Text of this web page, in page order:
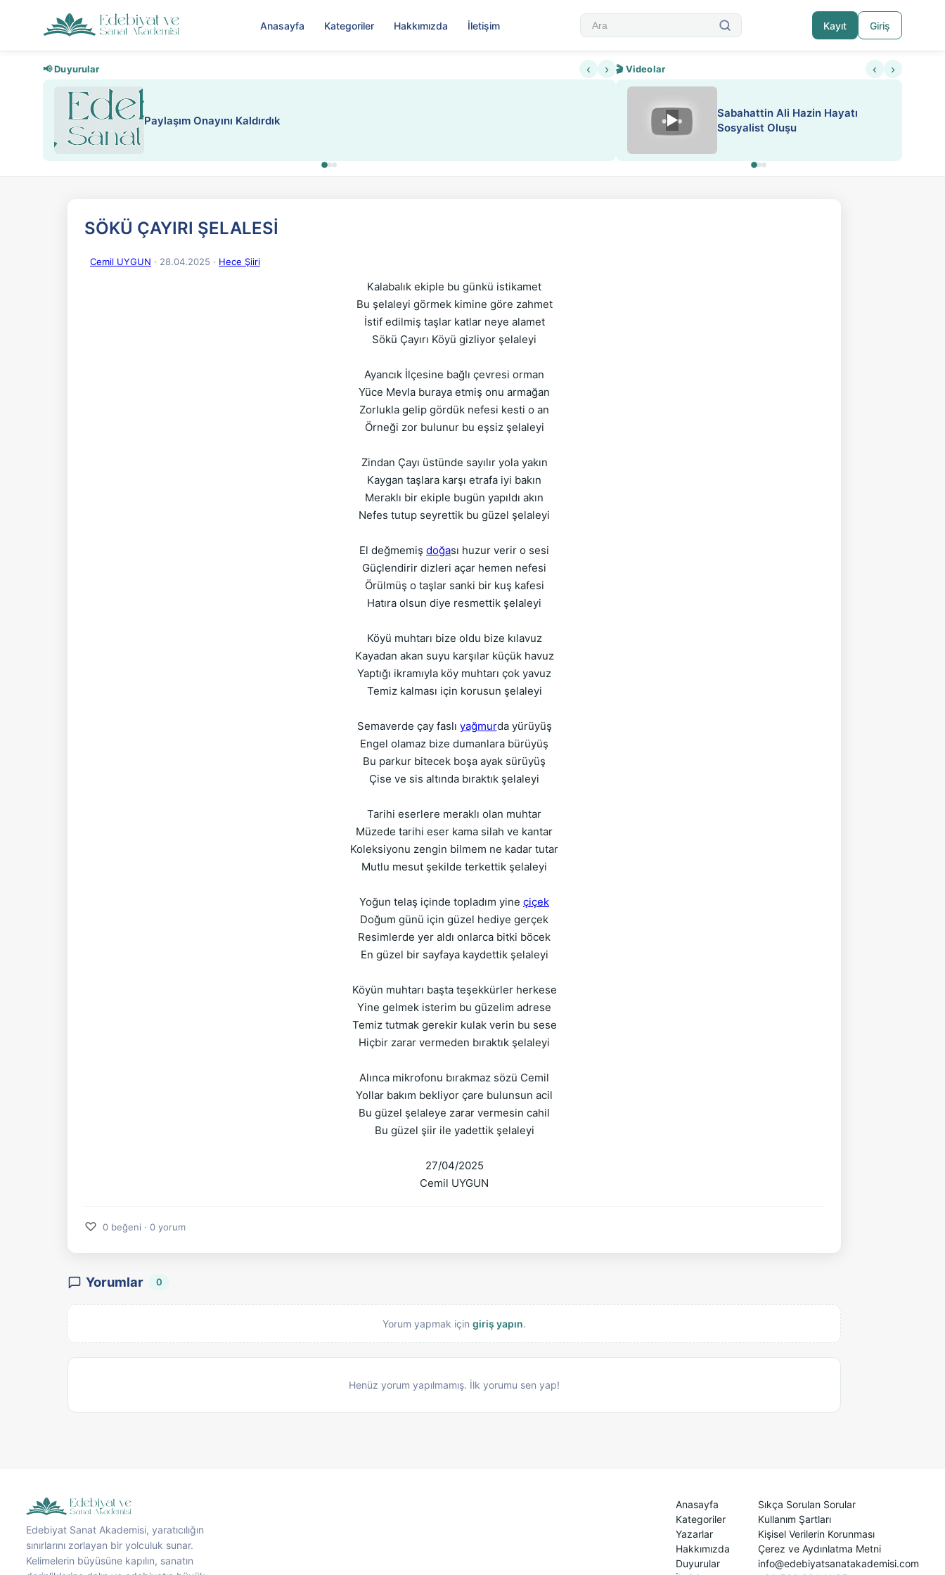
Anasayfa Kategoriler Hakkımızda İletişim Kayıt Giriş
📢 Duyurular ‹ ›
Nadir içeriklere kısıtlama ve kredi sistemi getirildi ESA 'da Sen de Paylaş
🎬 Videolar ‹ ›
▶
ATEŞ YAKMAK KONU ÖZET J.
LONDON
SÖKÜ ÇAYIRI ŞELALESİ
Cemil UYGUN · 28.04.2025 · Hece Şiiri
Kalabalık ekiple bu günkü istikamet
Bu şelaleyi görmek kimine göre zahmet
İstif edilmiş taşlar katlar neye alamet
Sökü Çayırı Köyü gizliyor şelaleyi
Ayancık İlçesine bağlı çevresi orman
Yüce Mevla buraya etmiş onu armağan
Zorlukla gelip gördük nefesi kesti o an
Örneği zor bulunur bu eşsiz şelaleyi
Zindan Çayı üstünde sayılır yola yakın
Kaygan taşlara karşı etrafa iyi bakın
Meraklı bir ekiple bugün yapıldı akın
Nefes tutup seyrettik bu güzel şelaleyi
El değmemiş doğası huzur verir o sesi
Güçlendirir dizleri açar hemen nefesi
Örülmüş o taşlar sanki bir kuş kafesi
Hatıra olsun diye resmettik şelaleyi
Köyü muhtarı bize oldu bize kılavuz
Kayadan akan suyu karşılar küçük havuz
Yaptığı ikramıyla köy muhtarı çok yavuz
Temiz kalması için korusun şelaleyi
Semaverde çay faslı yağmurda yürüyüş
Engel olamaz bize dumanlara bürüyüş
Bu parkur bitecek boşa ayak sürüyüş
Çise ve sis altında bıraktık şelaleyi
Tarihi eserlere meraklı olan muhtar
Müzede tarihi eser kama silah ve kantar
Koleksiyonu zengin bilmem ne kadar tutar
Mutlu mesut şekilde terkettik şelaleyi
Yoğun telaş içinde topladım yine çiçek
Doğum günü için güzel hediye gerçek
Resimlerde yer aldı onlarca bitki böcek
En güzel bir sayfaya kaydettik şelaleyi
Köyün muhtarı başta teşekkürler herkese
Yine gelmek isterim bu güzelim adrese
Temiz tutmak gerekir kulak verin bu sese
Hiçbir zarar vermeden bıraktık şelaleyi
Alınca mikrofonu bırakmaz sözü Cemil
Yollar bakım bekliyor çare bulunsun acil
Bu güzel şelaleye zarar vermesin cahil
Bu güzel şiir ile yadettik şelaleyi
27/04/2025
Cemil UYGUN
♡ 0 beğeni · 0 yorum
Yorumlar 0
Yorum yapmak için giriş yapın.
Henüz yorum yapılmamış. İlk yorumu sen yap!
Edebiyat Sanat Akademisi, yaratıcılığın
sınırlarını zorlayan bir yolculuk sunar.
Kelimelerin büyüsüne kapılın, sanatın
Anasayfa
Kategoriler
Yazarlar
Hakkımızda
Duyurular
Sıkça Sorulan Sorular
Kullanım Şartları
Kişisel Verilerin Korunması
Çerez ve Aydınlatma Metni
info@edebiyatsanatakademisi.com